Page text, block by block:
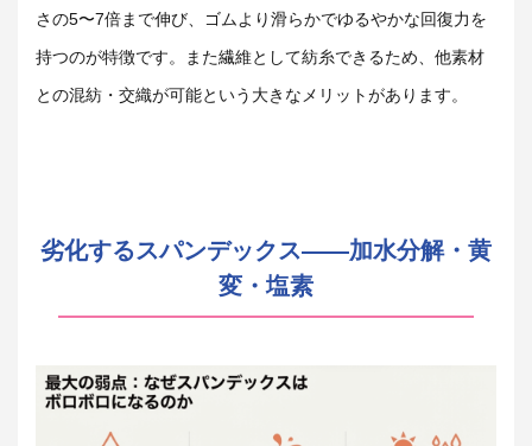
さの5〜7倍まで伸び、ゴムより滑らかでゆるやかな回復力を
持つのが特徴です。また繊維として紡糸できるため、他素材
との混紡・交織が可能という大きなメリットがあります。
劣化するスパンデックス――加水分解・黄
変・塩素